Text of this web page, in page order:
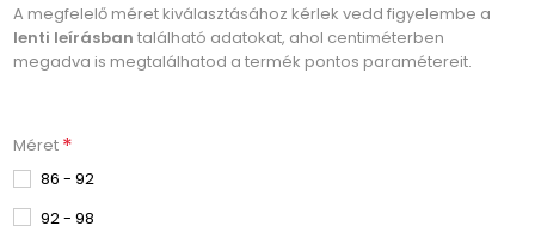
A megfelelő méret kiválasztásához kérlek vedd figyelembe a
lenti leírásban található adatokat, ahol centiméterben
megadva is megtalálhatod a termék pontos paramétereit.
Méret *
86 - 92
92 - 98